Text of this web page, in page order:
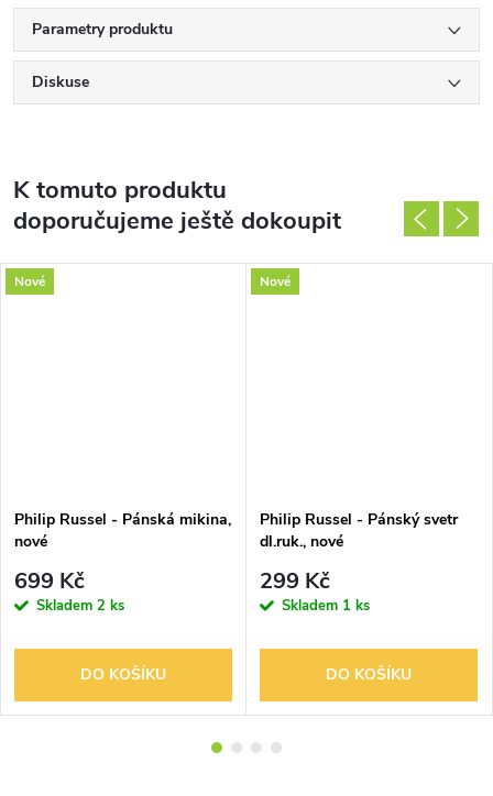
Parametry produktu
Diskuse
K tomuto produktu
doporučujeme ještě dokoupit
Nové
Philip Russel - Pánská mikina,
nové
699 Kč
Skladem 2 ks
DO KOŠÍKU
Nové
Philip Russel - Pánský svetr
dl.ruk., nové
299 Kč
Skladem 1 ks
DO KOŠÍKU